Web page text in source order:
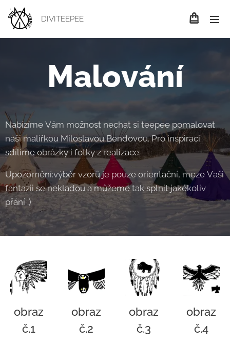
DIVITEEPEE
Malování
Nabízíme Vám možnost nechat si teepee pomalovat
naši malířkou Miloslavou Bendovou. Pro inspiraci
sdílíme obrázky i fotky z realizace.
Upozornění:výběr vzorů je pouze orientační, meze Vaši
fantazii se nekladou a můžeme tak splnit jakékoliv
přání :)
obraz
č.1
obraz
č.2
obraz
č.3
obraz
č.4